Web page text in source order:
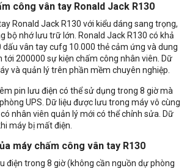
công vân tay Ronald Jack R130
Ronald Jack R130 với kiểu dáng sang trọng,
bộ nhớ lưu trữ lớn. Ronald Jack R130 có khả
dấu vân tay cufg 10.000 thẻ cảm ứng và dung
tới 200000 sự kiện chấm công nhân viên. Dữ
và quản lý trên phần mềm chuyên nghiệp.
pin lưu điện có thể sử dụng trong 8 giờ mà
UPS. Dữ liệu được lưu trong máy vô cùng
nhân viên quản lý mới có thể chỉnh sửa. Dữ
máy bị mất điện.
máy chấm công vân tay R130
điện trong 8 giờ (không cần nguồn dự phòng